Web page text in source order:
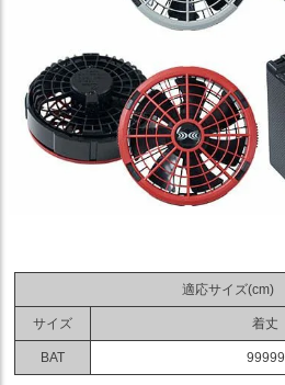
適応サイズ(cm)
サイズ 着丈
BAT 99999